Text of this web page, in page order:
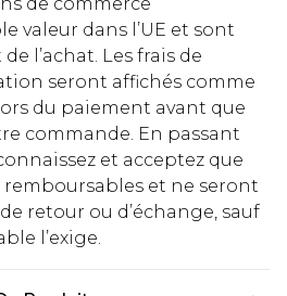
valeur dans l’UE et sont
l’achat. Les frais de
seront affichés comme
du paiement avant que
commande. En passant
et acceptez que
remboursables et ne seront
retour ou d’échange, sauf
l’exige.